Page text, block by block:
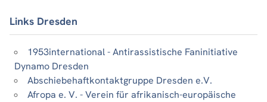
Links Dresden
1953international - Antirassistische Faninitiative
Dynamo Dresden
Abschiebehaftkontaktgruppe Dresden e.V.
Afropa e. V. - Verein für afrikanisch-europäische